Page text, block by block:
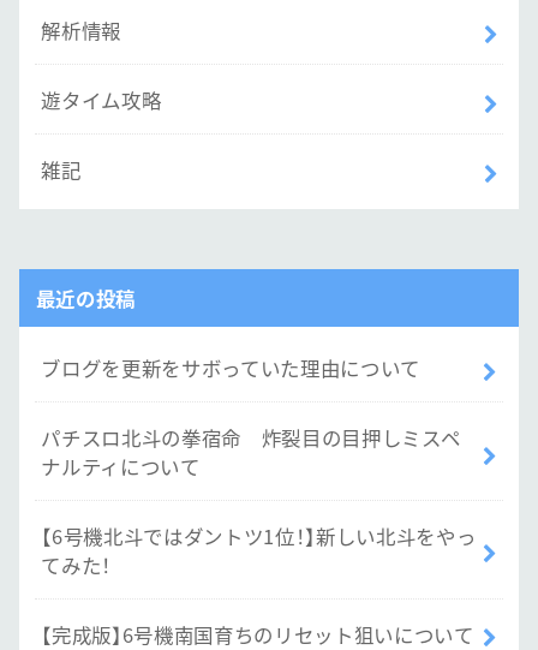
解析情報
遊タイム攻略
雑記
最近の投稿
ブログを更新をサボっていた理由について
パチスロ北斗の拳宿命 炸裂目の目押しミスペ
ナルティについて
【6号機北斗ではダントツ1位！】新しい北斗をやっ
てみた！
【完成版】6号機南国育ちのリセット狙いについて